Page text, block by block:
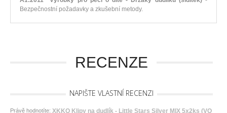
Bezpečnostní požadavky a zkušební metody.
RECENZE
NAPIŠTE VLASTNÍ RECENZI
Právě hodnotíte: XKKO Klipy na dudlík - Little Stars Silver MIX 5x2ks (VO